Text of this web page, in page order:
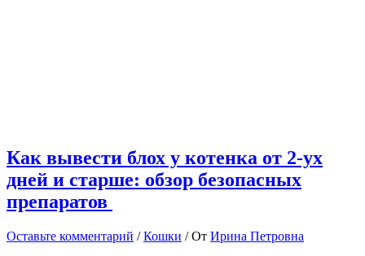
Как вывести блох у котенка от 2-ух
дней и старше: обзор безопасных
препаратов
Оставьте комментарий /Кошки / От Ирина Петровна